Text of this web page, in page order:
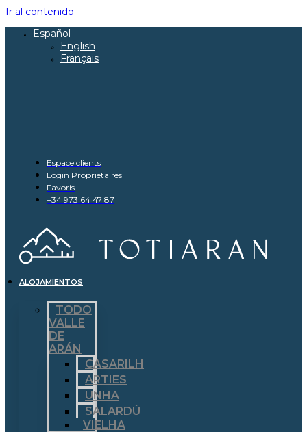
Ir al contenido
Español
English
Français
Espace clients
Login Proprietaires
Favoris
+34 973 64 47 87
ALOJAMIENTOS
TODO
VALLE
DE
ARÁN
CASARILH
ARTIES
UNHA
SALARDÚ
VIELHA